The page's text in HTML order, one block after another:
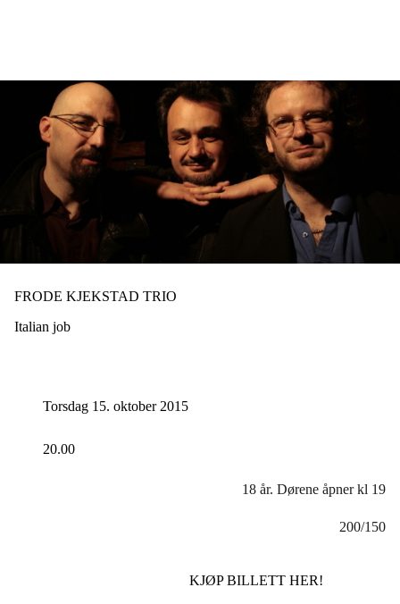
FRODE KJEKSTAD TRIO
Italian job
Torsdag 15. oktober 2015
20.00
18 år. Dørene åpner kl 19
200/150
KJØP BILLETT HER!